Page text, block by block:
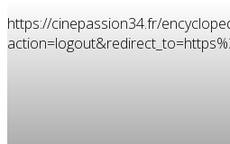
https://cinepassion34.fr/